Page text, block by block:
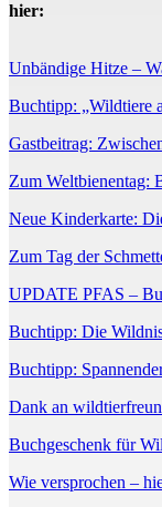
hier:
Unbändige Hitze –
Buchtipp: „Wildtiere
Gastbeitrag:
Zum Weltbienentag:
Neue Kinderkarte:
Zum Tag der
UPDATE PFAS –
Buchtipp: Die
Buchtipp:
Dank an
Buchgeschenk für
Wie versprochen –